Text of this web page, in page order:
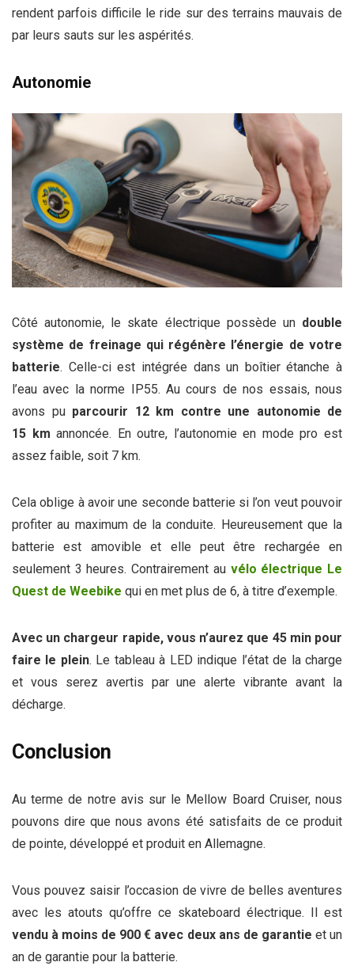
rendent parfois difficile le ride sur des terrains mauvais de
par leurs sauts sur les aspérités.
Autonomie
Côté autonomie, le skate électrique possède un double
système de freinage qui régénère l’énergie de votre
batterie. Celle-ci est intégrée dans un boîtier étanche à
l’eau avec la norme IP55. Au cours de nos essais, nous
avons puparcourir 12 km contre une autonomie de
15 km annoncée. En outre, l’autonomie en mode pro est
assez faible, soit 7 km.
Cela oblige à avoir une seconde batterie si l’on veut pouvoir
profiter au maximum de la conduite. Heureusement que la
batterie est amovible et elle peut être rechargée en
seulement 3 heures. Contrairement au vélo électrique Le
Quest de Weebike qui en met plus de 6, à titre d’exemple.
Avec un chargeur rapide, vous n’aurez que 45 min pour
faire le plein. Le tableau à LED indique l’état de la charge
et vous serez avertis par une alerte vibrante avant la
décharge.
Conclusion
Au terme de notre avis sur le Mellow Board Cruiser, nous
pouvons dire que nous avons été satisfaits de ce produit
de pointe, développé et produit en Allemagne.
Vous pouvez saisir l’occasion de vivre de belles aventures
avec les atouts qu’offre ce skateboard électrique. Il est
vendu à moins de 900 € avec deux ans de garantie et un
an de garantie pour la batterie.